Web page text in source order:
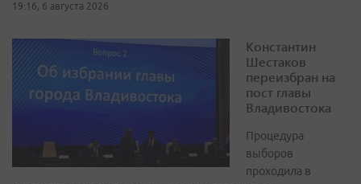
19:16, 6 августа 2026
Константин
Шестаков
переизбран на
пост главы
Владивостока
Процедура
выборов
проходила в